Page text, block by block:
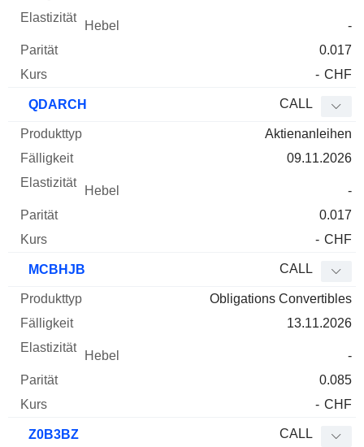
-
0.017
- CHF
QDARCH CALL
Aktienanleihen
09.11.2026
-
0.017
- CHF
MCBHJB CALL
Obligations Convertibles
13.11.2026
-
0.085
- CHF
Z0B3BZ CALL